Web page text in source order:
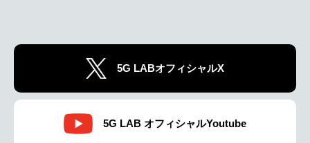
5G LABオフィシャルX
5G LAB オフィシャルYoutube